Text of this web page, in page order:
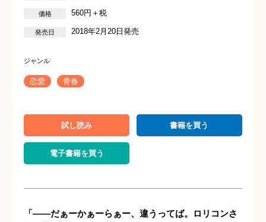
560円＋税
2018年2月20日発売
恋愛 青春
試し読み 書籍を買う
電子書籍を買う
「――だぁーかぁーらぁー、違うってば。ロリコンさ